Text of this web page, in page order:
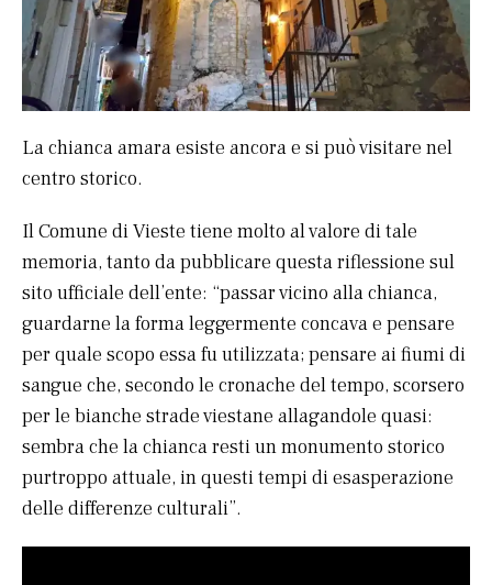
La chianca amara esiste ancora e si può visitare nel
centro storico.
Il Comune di Vieste tiene molto al valore di tale
memoria, tanto da pubblicare questa riflessione sul
sito ufficiale dell’ente: “passar vicino alla chianca,
guardarne la forma leggermente concava e pensare
per quale scopo essa fu utilizzata; pensare ai fiumi di
sangue che, secondo le cronache del tempo, scorsero
per le bianche strade viestane allagandole quasi:
sembra che la chianca resti un monumento storico
purtroppo attuale, in questi tempi di esasperazione
delle differenze culturali”.